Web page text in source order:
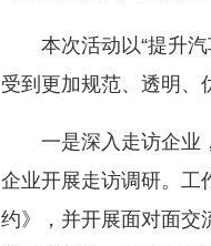
本次活动以“提升汽
受到更加规范、透明、
一是深入走访企业，
企业开展走访调研。工
约》，并开展面对面交